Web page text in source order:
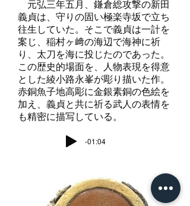
元弘三年五月、鎌倉総攻撃の新田
義貞は、守りの固い極楽寺坂で立ち
往生していた。そこで義貞は一計を
案じ、稲村ヶ﨑の海辺で海神に祈
り、太刀を海に投じたのであった。
この歴史的場面を、人物表現を得意
とした綾小路永峯が彫り描いた作。
赤銅魚子地高彫に金銀素銅の色絵を
加え、義貞と共に祈る武人の表情を
も精密に描写している。
-01:04